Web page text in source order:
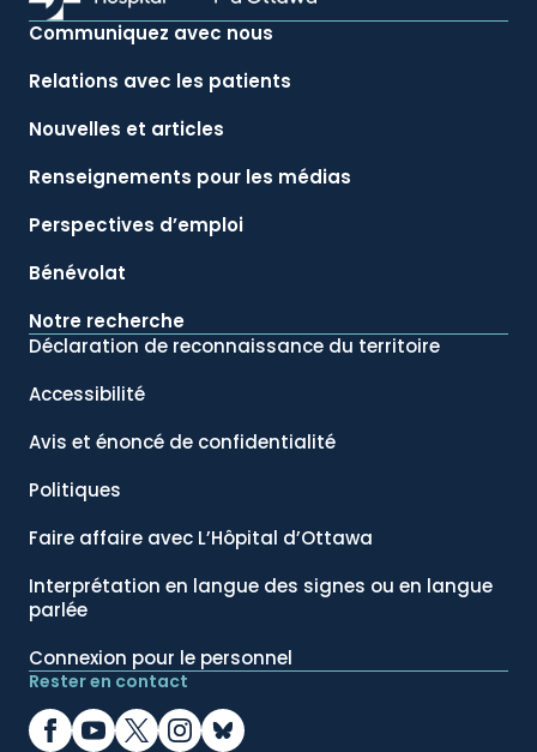
Communiquez avec nous
Relations avec les patients
Nouvelles et articles
Renseignements pour les médias
Perspectives d’emploi
Bénévolat
Notre recherche
Déclaration de reconnaissance du territoire
Accessibilité
Avis et énoncé de confidentialité
Politiques
Faire affaire avec L’Hôpital d’Ottawa
Interprétation en langue des signes ou en langue
parlée
Connexion pour le personnel
Rester en contact